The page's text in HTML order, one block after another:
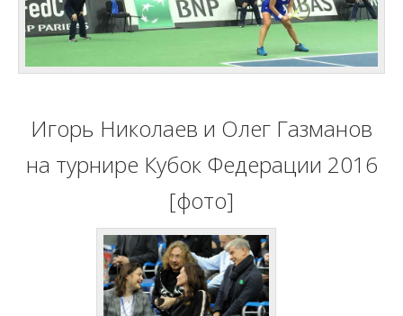
Игорь Николаев и Олег Газманов
на турнире Кубок Федерации 2016
[фото]